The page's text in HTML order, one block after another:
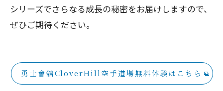
シリーズでさらなる成長の秘密をお届けしますので、
ぜひご期待ください。
勇士會舘CloverHill空手道場無料体験はこちら